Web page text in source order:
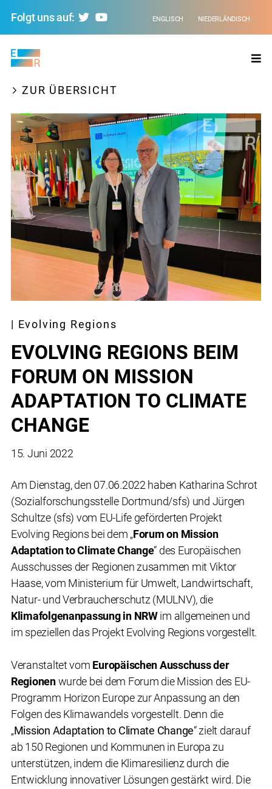
Folgt uns auf: ENGLISCH NIEDERLÄNDISCH
Regions
ZUR ÜBERSICHT
| Evolving Regions
EVOLVING REGIONS BEIM
FORUM ON MISSION
ADAPTATION TO CLIMATE
CHANGE
15. Juni 2022
Am Dienstag, den 07.06.2022 haben Katharina Schrot
(Sozialforschungsstelle Dortmund/sfs) und Jürgen
Schultze (sfs) vom EU-Life geförderten Projekt
Evolving Regions bei dem „Forum on Mission
Adaptation to Climate Change“ des Europäischen
Ausschusses der Regionen zusammen mit Viktor
Haase, vom Ministerium für Umwelt, Landwirtschaft,
Natur- und Verbraucherschutz (MULNV), die
Klimafolgenanpassung in NRWim allgemeinen und
im speziellen das Projekt Evolving Regions vorgestellt.
Veranstaltet vom Europäischen Ausschuss der
Regionenwurde bei dem Forum die Mission des EU-
Programm Horizon Europe zur Anpassung an den
Folgen des Klimawandels vorgestellt. Denn die
„Mission Adaptation to Climate Change“ zielt darauf
ab 150 Regionen und Kommunen in Europa zu
unterstützen, indem die Klimaresilienz durch die
Entwicklung innovativer Lösungen gestärkt wird. Die